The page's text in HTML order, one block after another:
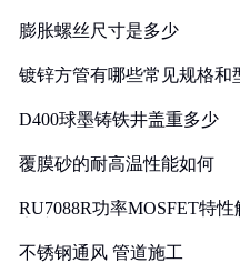
膨胀螺丝尺寸是多少
镀锌方管有哪些常见规格和
D400球墨铸铁井盖重多少
覆膜砂的耐高温性能如何
RU7088R功率MOSFET特
不锈钢通风 管道施工